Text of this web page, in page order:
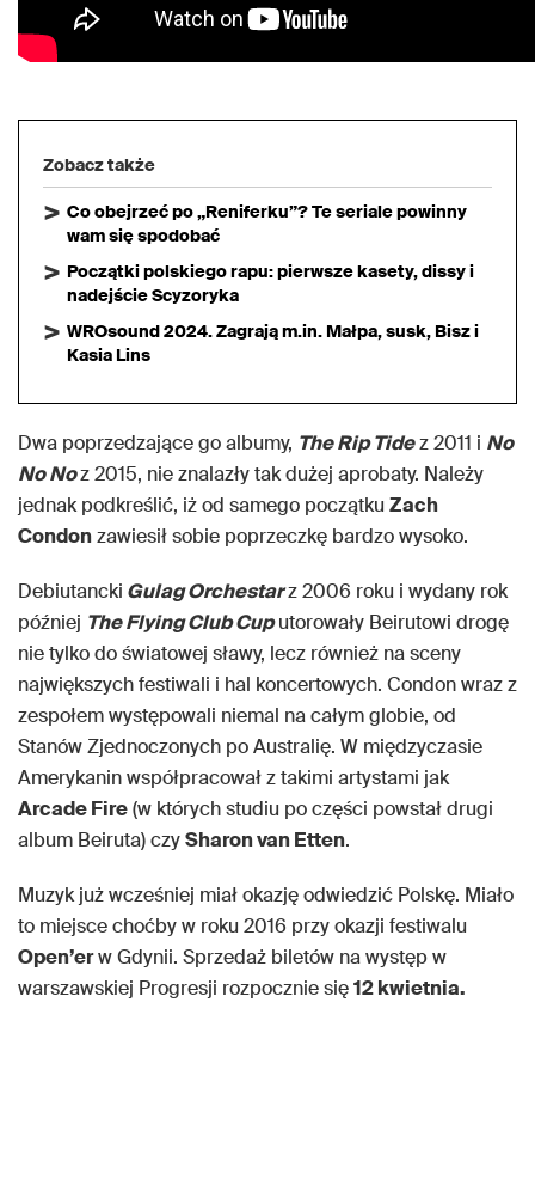
Zobacz także
Co obejrzeć po „Reniferku”? Te seriale powinny
wam się spodobać
Początki polskiego rapu: pierwsze kasety, dissy i
nadejście Scyzoryka
WROsound 2024. Zagrają m.in. Małpa, susk, Bisz i
Kasia Lins
Dwa poprzedzające go albumy, The Rip Tidez 2011 i No
No Noz 2015, nie znalazły tak dużej aprobaty. Należy
jednak podkreślić, iż od samego początku Zach
Condonzawiesił sobie poprzeczkę bardzo wysoko.
Debiutancki Gulag Orchestarz 2006 roku i wydany rok
później The Flying Club Cuputorowały Beirutowi drogę
nie tylko do światowej sławy, lecz również na sceny
największych festiwali i hal koncertowych. Condon wraz z
zespołem występowali niemal na całym globie, od
Stanów Zjednoczonych po Australię. W międzyczasie
Amerykanin współpracował z takimi artystami jak
Arcade Fire(w których studiu po części powstał drugi
album Beiruta) czySharon van Etten.
Muzyk już wcześniej miał okazję odwiedzić Polskę. Miało
to miejsce choćby w roku 2016 przy okazji festiwalu
Open’erw Gdynii. Sprzedaż biletów na występ w
warszawskiej Progresji rozpocznie się12 kwietnia.